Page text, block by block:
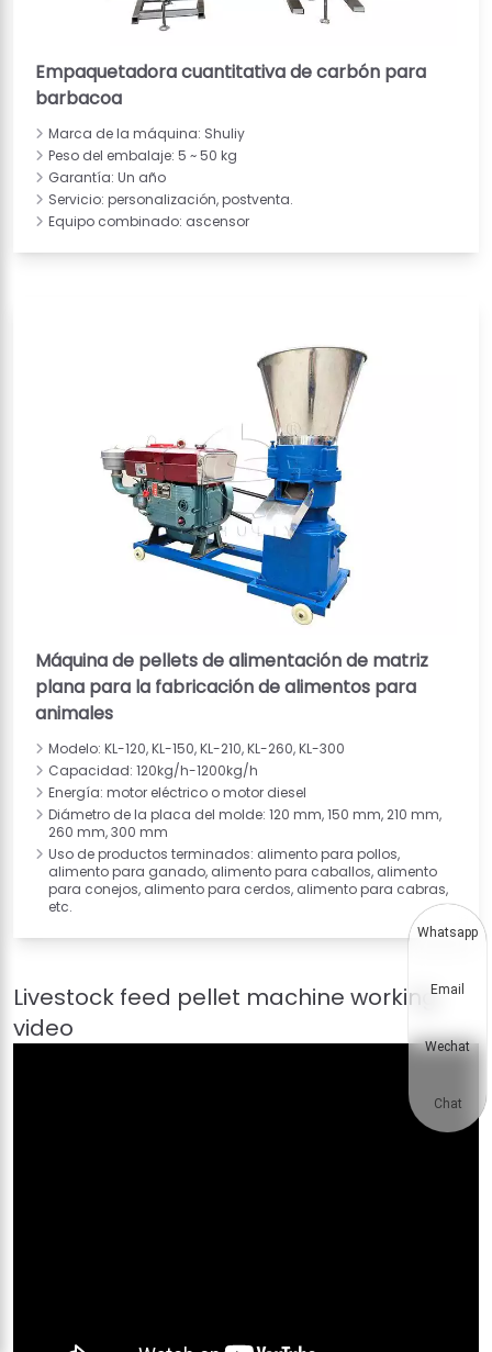
Empaquetadora cuantitativa de carbón para
barbacoa
Marca de la máquina: Shuliy
Peso del embalaje: 5 ~ 50 kg
Garantía: Un año
Servicio: personalización, postventa.
Equipo combinado: ascensor
Máquina de pellets de alimentación de matriz
plana para la fabricación de alimentos para
animales
Modelo: KL-120, KL-150, KL-210, KL-260, KL-300
Capacidad: 120kg/h-1200kg/h
Energía: motor eléctrico o motor diesel
Diámetro de la placa del molde: 120 mm, 150 mm, 210 mm,
260 mm, 300 mm
Uso de productos terminados: alimento para pollos,
alimento para ganado, alimento para caballos, alimento
para conejos, alimento para cerdos, alimento para cabras,
etc.
Whatsapp
Email
Wechat
Chat